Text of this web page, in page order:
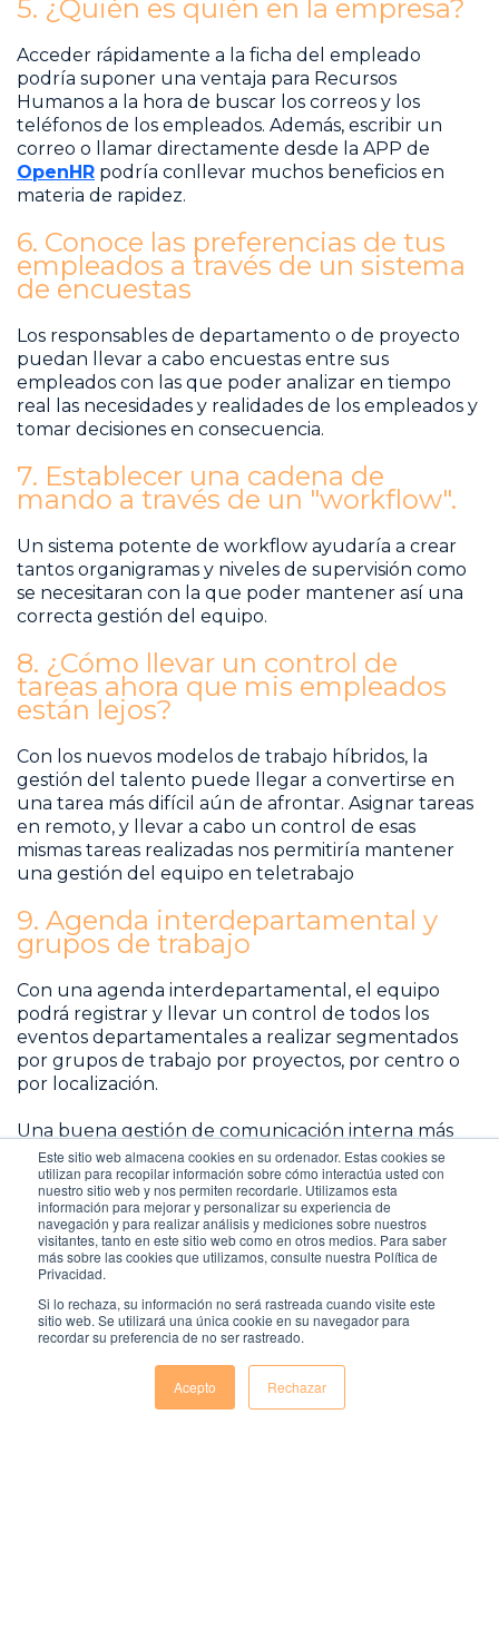
Este sitio web almacena cookies en su ordenador. Estas cookies se
utilizan para recopilar información sobre cómo interactúa usted con
nuestro sitio web y nos permiten recordarle. Utilizamos esta
información para mejorar y personalizar su experiencia de
navegación y para realizar análisis y mediciones sobre nuestros
visitantes, tanto en este sitio web como en otros medios. Para saber
más sobre las cookies que utilizamos, consulte nuestra Política de
Privacidad.
Si lo rechaza, su información no será rastreada cuando visite este
sitio web. Se utilizará una única cookie en su navegador para
recordar su preferencia de no ser rastreado.
Acepto Rechazar
5. ¿Quién es quién en la empresa?
Acceder rápidamente a la ficha del empleado
podría suponer una ventaja para Recursos
Humanos a la hora de buscar los correos y los
teléfonos de los empleados. Además, escribir un
correo o llamar directamente desde la APP de
OpenHR podría conllevar muchos beneficios en
materia de rapidez.
6. Conoce las preferencias de tus
empleados a través de un sistema
de encuestas
Los responsables de departamento o de proyecto
puedan llevar a cabo encuestas entre sus
empleados con las que poder analizar en tiempo
real las necesidades y realidades de los empleados y
tomar decisiones en consecuencia.
7. Establecer una cadena de
mando a través de un "workflow".
Un sistema potente de workflow ayudaría a crear
tantos organigramas y niveles de supervisión como
se necesitaran con la que poder mantener así una
correcta gestión del equipo.
8. ¿Cómo llevar un control de
tareas ahora que mis empleados
están lejos?
Con los nuevos modelos de trabajo híbridos, la
gestión del talento puede llegar a convertirse en
una tarea más difícil aún de afrontar. Asignar tareas
en remoto, y llevar a cabo un control de esas
mismas tareas realizadas nos permitiría mantener
una gestión del equipo en teletrabajo
9. Agenda interdepartamental y
grupos de trabajo
Con una agenda interdepartamental, el equipo
podrá registrar y llevar un control de todos los
eventos departamentales a realizar segmentados
por grupos de trabajo por proyectos, por centro o
por localización.
Una buena gestión de comunicación interna más
allá de garantizar la correcta información, la
motivación de los empleados y conversación entre
ellos, facilita la comprensión e integración de todo el
personal con respecto a la filosofía empresarial. Una
empresa que se comunica con eficiencia en su
interior proyecta una excelente comunicación al
¿Quieres saber más del software
de comunicación interna de
OpenHR?